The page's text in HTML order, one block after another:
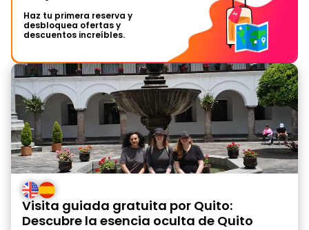
Haz tu primera reserva y
desbloquea ofertas y
descuentos increíbles.
Visita guiada gratuita por Quito:
Descubre la esencia oculta de Quito